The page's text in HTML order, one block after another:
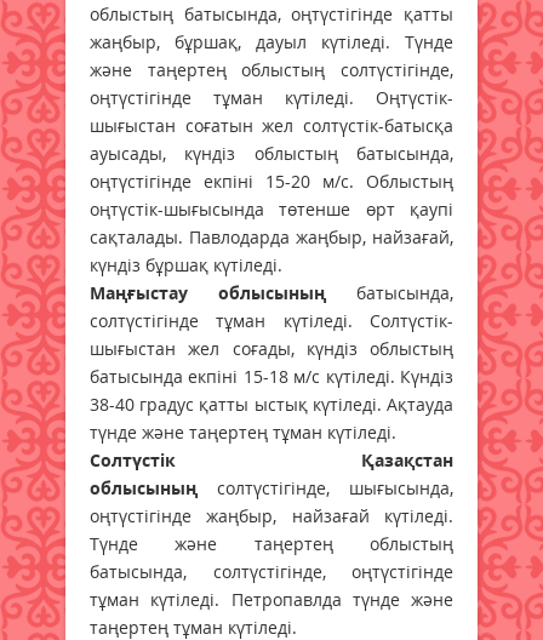
облыстың батысында, оңтүстігінде қатты
жаңбыр, бұршақ, дауыл күтіледі. Түнде
және таңертең облыстың солтүстігінде,
оңтүстігінде тұман күтіледі. Оңтүстік-
шығыстан соғатын жел солтүстік-батысқа
ауысады, күндіз облыстың батысында,
оңтүстігінде екпіні 15-20 м/с. Облыстың
оңтүстік-шығысында төтенше өрт қаупі
сақталады. Павлодарда жаңбыр, найзағай,
күндіз бұршақ күтіледі.
Маңғыстау облысының батысында,
солтүстігінде тұман күтіледі. Солтүстік-
шығыстан жел соғады, күндіз облыстың
батысында екпіні 15-18 м/с күтіледі. Күндіз
38-40 градус қатты ыстық күтіледі. Ақтауда
түнде және таңертең тұман күтіледі.
Солтүстік Қазақстан
облысының солтүстігінде, шығысында,
оңтүстігінде жаңбыр, найзағай күтіледі.
Түнде және таңертең облыстың
батысында, солтүстігінде, оңтүстігінде
тұман күтіледі. Петропавлда түнде және
таңертең тұман күтіледі.